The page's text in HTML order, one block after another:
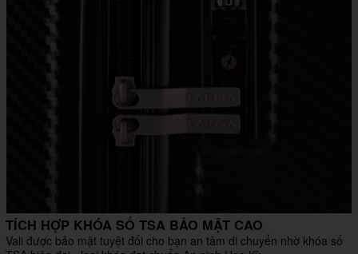
TÍCH HỢP KHÓA SỐ TSA BẢO MẬT CAO
Vali được bảo mật tuyệt đối cho bạn an tâm di chuyển nhờ khóa số